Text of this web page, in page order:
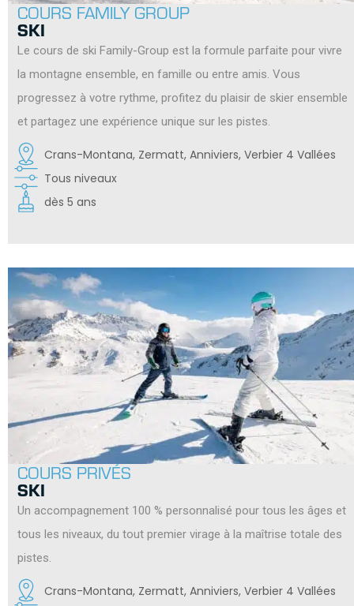
COURS FAMILY GROUP
SKI
Le cours de ski Family-Group est la formule parfaite pour vivre
la montagne ensemble, en famille ou entre amis. Vous
progressez à votre rythme, profitez du plaisir de skier ensemble
et partagez une expérience unique sur les pistes.
Crans-Montana, Zermatt, Anniviers, Verbier 4 Vallées
Tous niveaux
dès 5 ans
COURS PRIVÉS
SKI
Un accompagnement 100 % personnalisé pour tous les âges et
tous les niveaux, du tout premier virage à la maîtrise totale des
pistes.
Crans-Montana, Zermatt, Anniviers, Verbier 4 Vallées